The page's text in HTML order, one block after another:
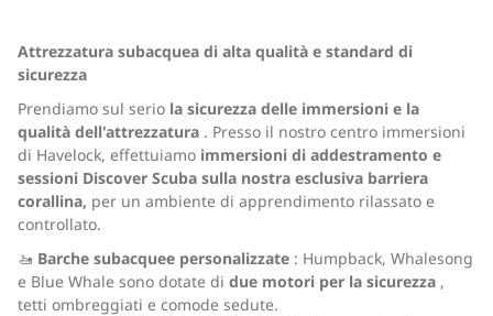
Attrezzatura subacquea di alta qualità e standard di
sicurezza
Prendiamo sul serio la sicurezza delle immersioni e la
qualità dell'attrezzatura . Presso il nostro centro immersioni
di Havelock, effettuiamo immersioni di addestramento e
sessioni Discover Scuba sulla nostra esclusiva barriera
corallina, per un ambiente di apprendimento rilassato e
controllato.
🚤 Barche subacquee personalizzate : Humpback, Whalesong
e Blue Whale sono dotate di due motori per la sicurezza ,
tetti ombreggiati e comode sedute.